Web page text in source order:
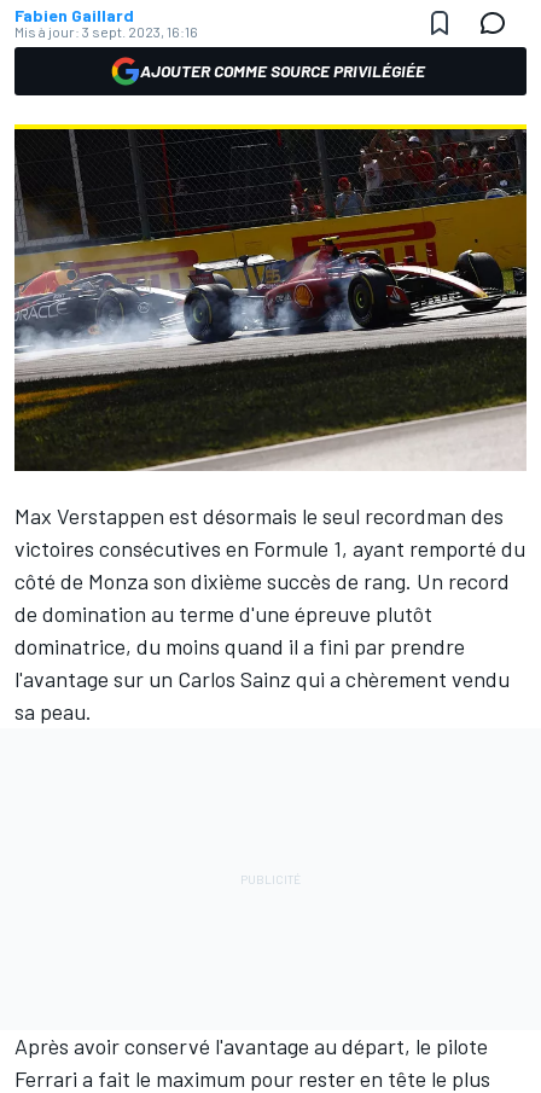
Fabien Gaillard
Mis à jour: 3 sept. 2023, 16:16
AJOUTER COMME SOURCE PRIVILÉGIÉE
Max Verstappen est désormais le seul recordman des
victoires consécutives en Formule 1, ayant remporté du
côté de Monza son dixième succès de rang. Un record
de domination au terme d'une épreuve plutôt
dominatrice, du moins quand il a fini par prendre
l'avantage sur un Carlos Sainz qui a chèrement vendu
sa peau.
Après avoir conservé l'avantage au départ, le pilote
Ferrari a fait le maximum pour rester en tête le plus